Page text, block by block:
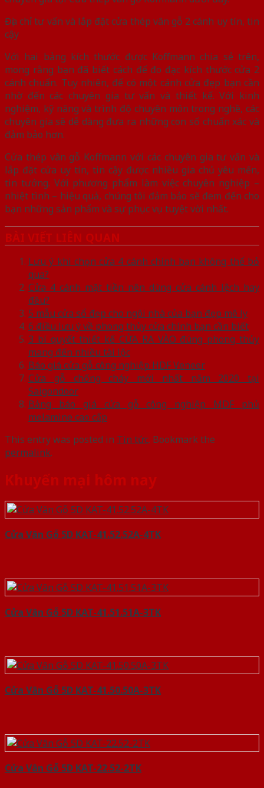
Địa chỉ tư vấn và lắp đặt cửa thép vân gỗ 2 cánh uy tín, tin
cậy
Với hai bảng kích thước được Koffmann chia sẻ trên,
mong rằng bạn đã biết cách để đo đạc kích thước cửa 2
cánh chuẩn. Tuy nhiên, để có một cánh cửa đẹp bạn cần
nhờ đến các chuyên gia tư vấn và thiết kế. Với kinh
nghiệm, kỹ năng và trình độ chuyên môn trong nghề, các
chuyên gia sẽ dễ dàng đưa ra những con số chuẩn xác và
đảm bảo hơn.
Cửa thép vân gỗ Koffmann với các chuyên gia tư vấn và
lắp đặt cửa uy tín, tin cậy được nhiều gia chủ yêu mến,
tin tưởng. Với phương phẩm làm việc chuyên nghiệp –
nhiệt tình – hiệu quả, chúng tôi đảm bảo sẽ đem đến cho
bạn những sản phẩm và sự phục vụ tuyệt vời nhất.
BÀI VIẾT LIÊN QUAN
Lưu ý khi chọn cửa 4 cánh chính bạn không thể bỏ
qua?
Cửa 4 cánh mặt tiền nên dùng cửa cánh lệch hay
đều?
5 mẫu cửa sổ đẹp cho ngôi nhà của bạn đẹp mê ly
6 điều lưu ý về phong thủy cửa chính bạn cần biết
3 bí quyết thiết kế CỬA RA VÀO đúng phong thủy
mang đến nhiều tài lộc
Báo giá cửa gỗ công nghiệp HDF Veneer
Cửa gỗ chống cháy mới nhất năm 2020 tại
Saigondoor
Bảng báo giá cửa gỗ công nghiệp MDF phủ
melamine cao cấp
This entry was posted in Tin tức. Bookmark the
permalink.
Khuyến mại hôm nay
Cửa Vân Gỗ 5D KAT-41.52.52A-4TK
Cửa Vân Gỗ 5D KAT-41.51.51A-3TK
Cửa Vân Gỗ 5D KAT-41.50.50A-3TK
Cửa Vân Gỗ 5D KAT-22.52-2TK